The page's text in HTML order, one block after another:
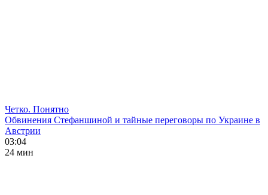
Четко. Понятно
Обвинения Стефаншиной и тайные переговоры по Украине в
Австрии
03:04
24 мин